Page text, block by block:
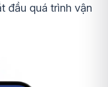
đầu quá trình vận